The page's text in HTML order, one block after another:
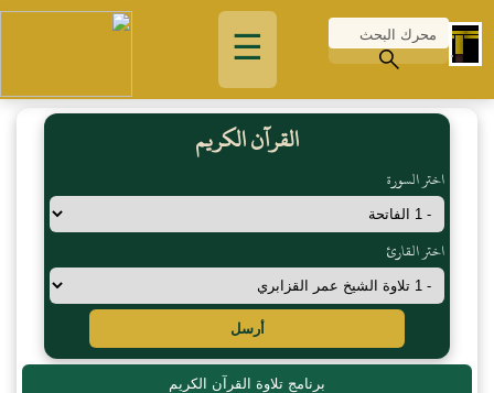
☰
القرآن الكريم
اختر السورة
اختر القارئ
أرسل
برنامج تلاوة القرآن الكريم